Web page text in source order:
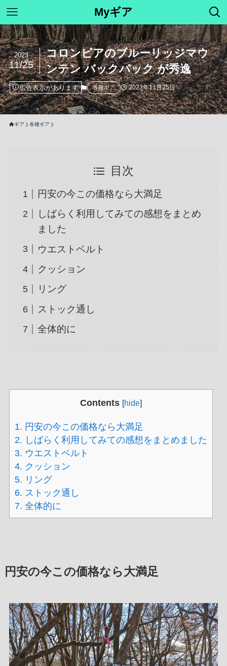
Myギア
コロンビアのブルーリッジマウ
ンテン バックパック が秀逸
2023
11/25
広告表示があります 各種ギア 2023年11月25日
ギア 各種ギア
目次
円安の今この価格なら大満足
しばらく利用してみての感想をまとめ
ました
ウエストベルト
クッション
リング
ストック通し
全体的に
Contents [hide]
1. 円安の今この価格なら大満足
2. しばらく利用してみての感想をまとめました
3. ウエストベルト
4. クッション
5. リング
6. ストック通し
7. 全体的に
円安の今この価格なら大満足